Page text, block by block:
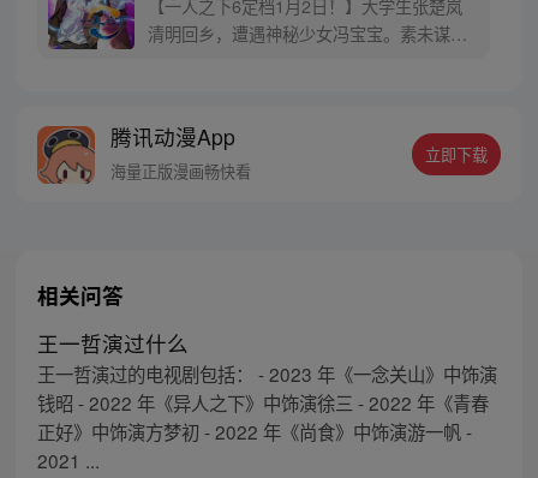
【一人之下6定档1月2日！】大学生张楚岚
清明回乡，遭遇神秘少女冯宝宝。素未谋面
密，张楚岚的生活被彻底颠覆，与冯宝宝一
同踏上“异人”之旅。
腾讯动漫App
海量正版漫画畅快看
立即下载
相关问答
王一哲演过什么
王一哲演过的电视剧包括： - 2023 年《一念关山》中饰演
钱昭 - 2022 年《异人之下》中饰演徐三 - 2022 年《青春
正好》中饰演方梦初 - 2022 年《尚食》中饰演游一帆 -
2021 ...